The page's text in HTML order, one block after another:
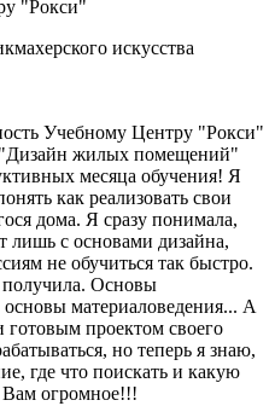
"Рокси"
искусства
Учебному Центру "Рокси"
"Дизайн жилых помещений"
месяца обучения! Я
как реализовать свои
дома. Я сразу понимала,
лишь с основами дизайна,
не обучиться так быстро.
Основы
материаловедения... А
готовым проектом своего
но теперь я знаю,
где что поискать и какую
Вам огромное!!!